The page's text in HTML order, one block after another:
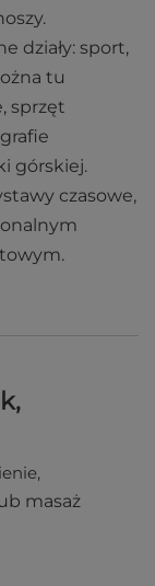
działy: sport,
tu
sprzęt
górskiej.
czasowe,
masaż